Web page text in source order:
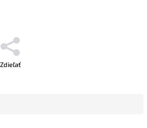
Zdieľať